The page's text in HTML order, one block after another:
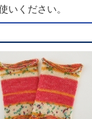
いください。